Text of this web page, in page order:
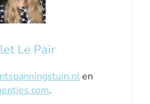
Le Pair
en
.